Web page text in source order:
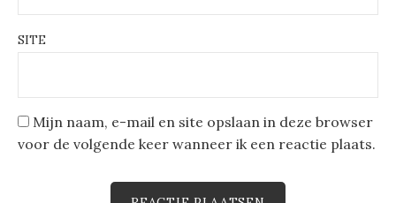
SITE
Mijn naam, e-mail en site opslaan in deze browser
voor de volgende keer wanneer ik een reactie plaats.